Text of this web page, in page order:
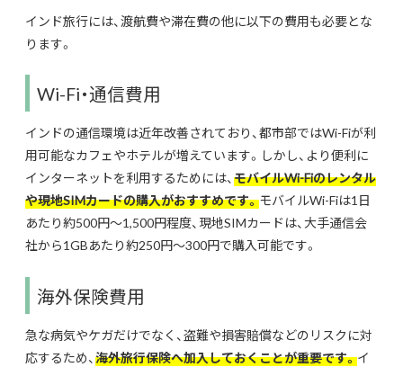
インド旅行には、渡航費や滞在費の他に以下の費用も必要とな
ります。
Wi-Fi・通信費用
インドの通信環境は近年改善されており、都市部ではWi-Fiが利
用可能なカフェやホテルが増えています。しかし、より便利に
インターネットを利用するためには、モバイルWi-Fiのレンタル
や現地SIMカードの購入がおすすめです。モバイルWi-Fiは1日
あたり約500円～1,500円程度、現地SIMカードは、大手通信会
社から1GBあたり約250円～300円で購入可能です。
海外保険費用
急な病気やケガだけでなく、盗難や損害賠償などのリスクに対
応するため、 海外旅行保険へ加入しておくことが重要です。イ